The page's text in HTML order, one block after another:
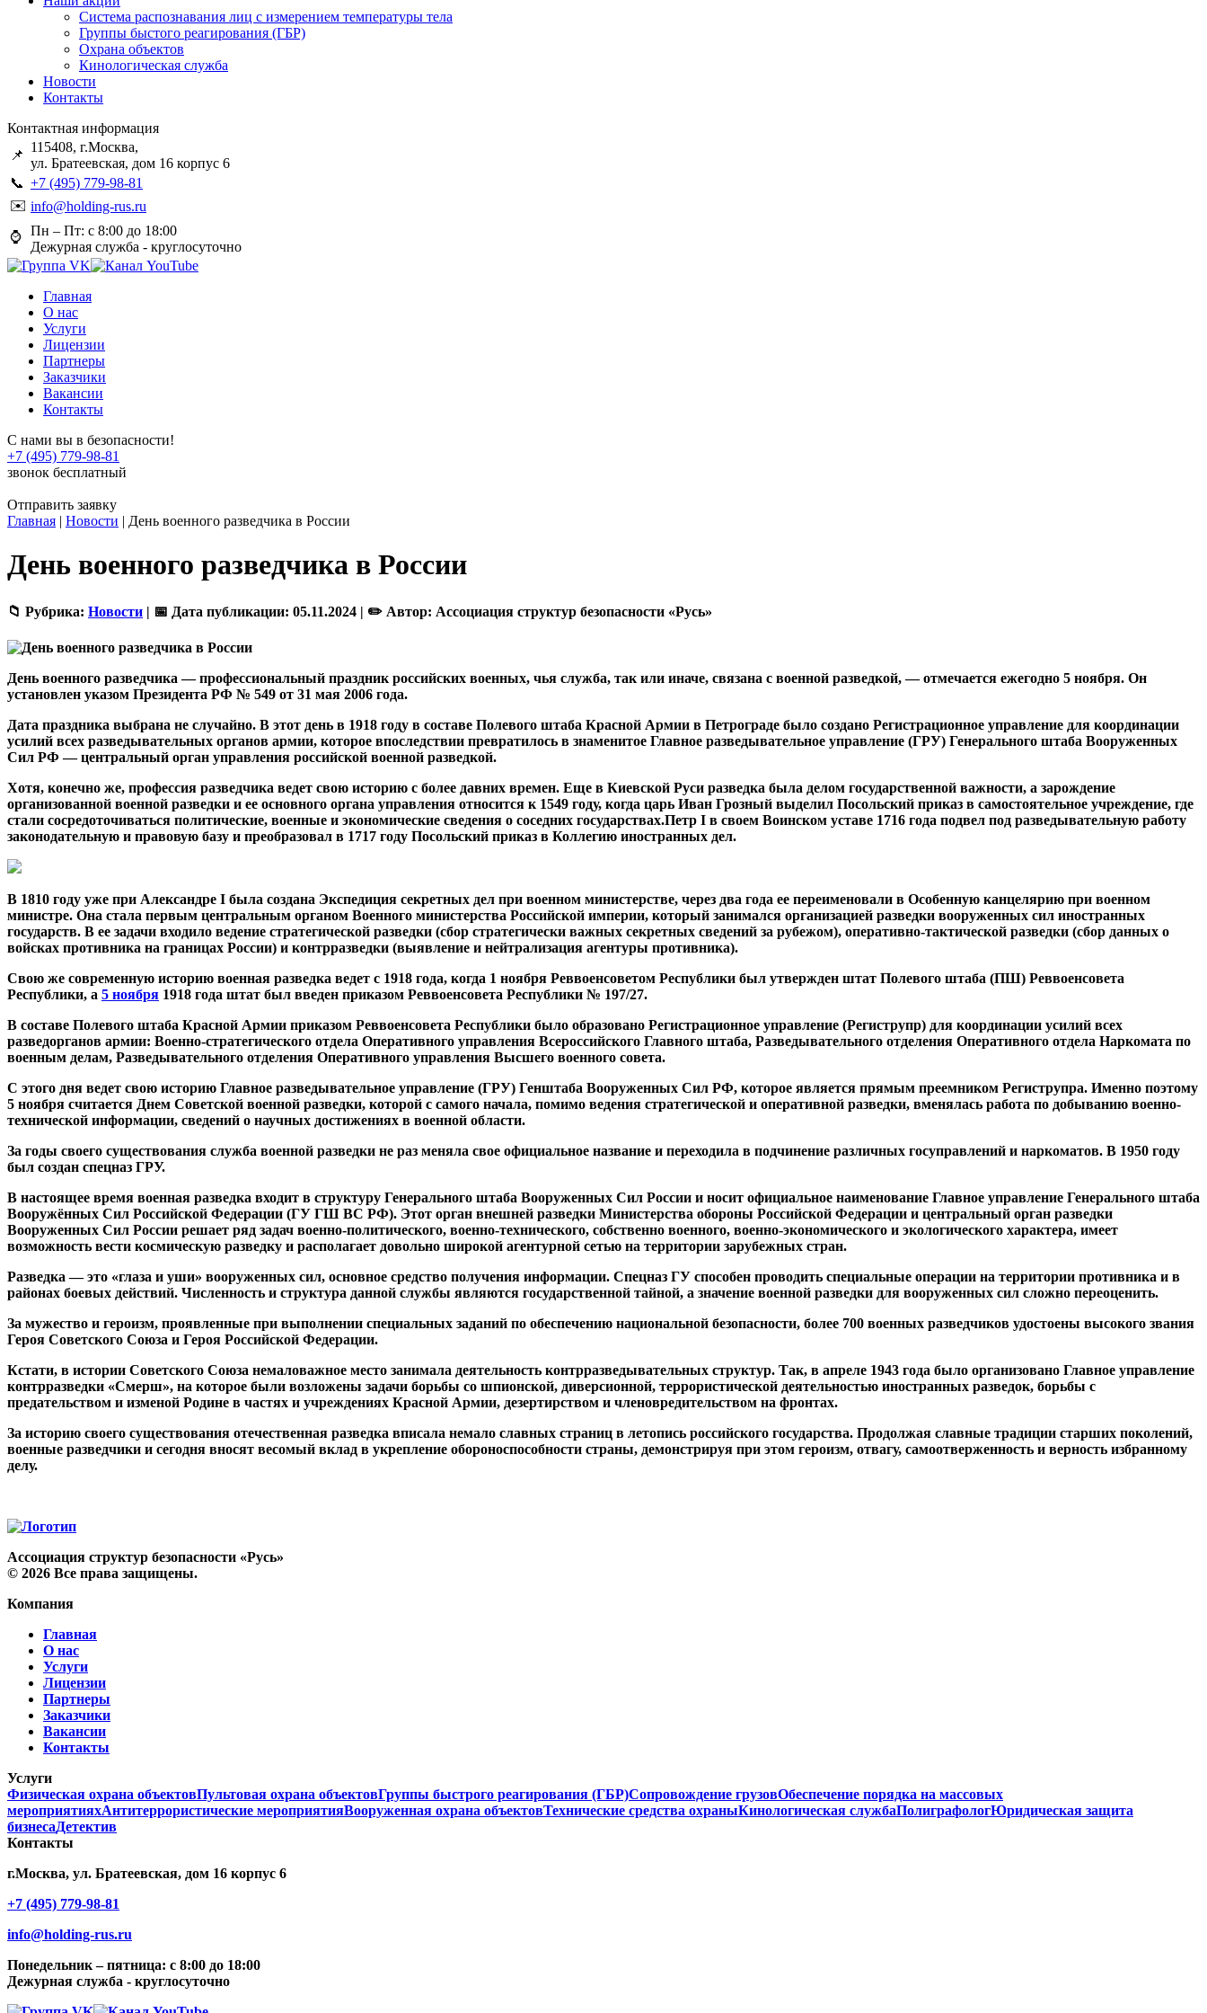
Система распознавания лиц с измерением температуры тела
Группы быстого реагирования (ГБР)
Охрана объектов
Кинологическая служба
Новости
Контакты
Контактная информация
📌
115408, г.Москва,
ул. Братеевская, дом 16 корпус 6
📞 +7 (495) 779-98-81
✉️ info@holding-rus.ru
⌚️ Пн – Пт: с 8:00 до 18:00
Дежурная служба - круглосуточно
Главная
О нас
Услуги
Лицензии
Партнеры
Заказчики
Вакансии
Контакты
С нами вы в безопасности!
+7 (495) 779-98-81
звонок бесплатный
Отправить заявку
Главная | Новости | День военного разведчика в России
День военного разведчика в России
📁 Рубрика: Новости | 📅 Дата публикации: 05.11.2024 | ✏️ Автор: Ассоциация структур безопасности «Русь»
День военного разведчика — профессиональный праздник российских военных, чья служба, так или иначе, связана с военной разведкой, — отмечается ежегодно 5 ноября. Он
установлен указом Президента РФ № 549 от 31 мая 2006 года.
Дата праздника выбрана не случайно. В этот день в 1918 году в составе Полевого штаба Красной Армии в Петрограде было создано Регистрационное управление для координации
усилий всех разведывательных органов армии, которое впоследствии превратилось в знаменитое Главное разведывательное управление (ГРУ) Генерального штаба Вооруженных
Сил РФ — центральный орган управления российской военной разведкой.
Хотя, конечно же, профессия разведчика ведет свою историю с более давних времен. Еще в Киевской Руси разведка была делом государственной важности, а зарождение
организованной военной разведки и ее основного органа управления относится к 1549 году, когда царь Иван Грозный выделил Посольский приказ в самостоятельное учреждение, где
стали сосредоточиваться политические, военные и экономические сведения о соседних государствах.Петр I в своем Воинском уставе 1716 года подвел под разведывательную работу
законодательную и правовую базу и преобразовал в 1717 году Посольский приказ в Коллегию иностранных дел.
В 1810 году уже при Александре I была создана Экспедиция секретных дел при военном министерстве, через два года ее переименовали в Особенную канцелярию при военном
министре. Она стала первым центральным органом Военного министерства Российской империи, который занимался организацией разведки вооруженных сил иностранных
государств. В ее задачи входило ведение стратегической разведки (сбор стратегически важных секретных сведений за рубежом), оперативно-тактической разведки (сбор данных о
войсках противника на границах России) и контрразведки (выявление и нейтрализация агентуры противника).
Свою же современную историю военная разведка ведет с 1918 года, когда 1 ноября Реввоенсоветом Республики был утвержден штат Полевого штаба (ПШ) Реввоенсовета
Республики, а 5 ноября 1918 года штат был введен приказом Реввоенсовета Республики № 197/27.
В составе Полевого штаба Красной Армии приказом Реввоенсовета Республики было образовано Регистрационное управление (Региструпр) для координации усилий всех
разведорганов армии: Военно-стратегического отдела Оперативного управления Всероссийского Главного штаба, Разведывательного отделения Оперативного отдела Наркомата по
военным делам, Разведывательного отделения Оперативного управления Высшего военного совета.
С этого дня ведет свою историю Главное разведывательное управление (ГРУ) Генштаба Вооруженных Сил РФ, которое является прямым преемником Региструпра. Именно поэтому
5 ноября считается Днем Советской военной разведки, которой с самого начала, помимо ведения стратегической и оперативной разведки, вменялась работа по добыванию военно-
технической информации, сведений о научных достижениях в военной области.
За годы своего существования служба военной разведки не раз меняла свое официальное название и переходила в подчинение различных госуправлений и наркоматов. В 1950 году
был создан спецназ ГРУ.
В настоящее время военная разведка входит в структуру Генерального штаба Вооруженных Сил России и носит официальное наименование Главное управление Генерального штаба
Вооружённых Сил Российской Федерации (ГУ ГШ ВС РФ). Этот орган внешней разведки Министерства обороны Российской Федерации и центральный орган разведки
Вооруженных Сил России решает ряд задач военно-политического, военно-технического, собственно военного, военно-экономического и экологического характера, имеет
возможность вести космическую разведку и располагает довольно широкой агентурной сетью на территории зарубежных стран.
Разведка — это «глаза и уши» вооруженных сил, основное средство получения информации. Спецназ ГУ способен проводить специальные операции на территории противника и в
районах боевых действий. Численность и структура данной службы являются государственной тайной, а значение военной разведки для вооруженных сил сложно переоценить.
За мужество и героизм, проявленные при выполнении специальных заданий по обеспечению национальной безопасности, более 700 военных разведчиков удостоены высокого звания
Героя Советского Союза и Героя Российской Федерации.
Кстати, в истории Советского Союза немаловажное место занимала деятельность контрразведывательных структур. Так, в апреле 1943 года было организовано Главное управление
контрразведки «Смерш», на которое были возложены задачи борьбы со шпионской, диверсионной, террористической деятельностью иностранных разведок, борьбы с
предательством и изменой Родине в частях и учреждениях Красной Армии, дезертирством и членовредительством на фронтах.
За историю своего существования отечественная разведка вписала немало славных страниц в летопись российского государства. Продолжая славные традиции старших поколений,
военные разведчики и сегодня вносят весомый вклад в укрепление обороно­способности страны, демонстрируя при этом героизм, отва­гу, самоотверженность и верность избранному
делу.
Ассоциация структур безопасности «Русь»
© 2026 Все права защищены.
Компания
Главная
О нас
Услуги
Лицензии
Партнеры
Заказчики
Вакансии
Контакты
Услуги
Физическая охрана объектовПультовая охрана объектовГруппы быстрого реагирования (ГБР)Сопровождение грузовОбеспечение порядка на массовых
мероприятияхАнтитеррористические мероприятияВооруженная охрана объектовТехнические средства охраныКинологическая службаПолиграфологЮридическая защита
бизнесаДетектив
Контакты
г.Москва, ул. Братеевская, дом 16 корпус 6
+7 (495) 779-98-81
info@holding-rus.ru
Понедельник – пятница: с 8:00 до 18:00
Дежурная служба - круглосуточно